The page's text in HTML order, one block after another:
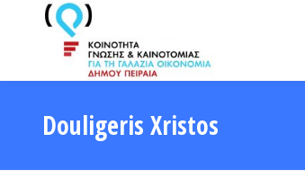
Douligeris Xristos